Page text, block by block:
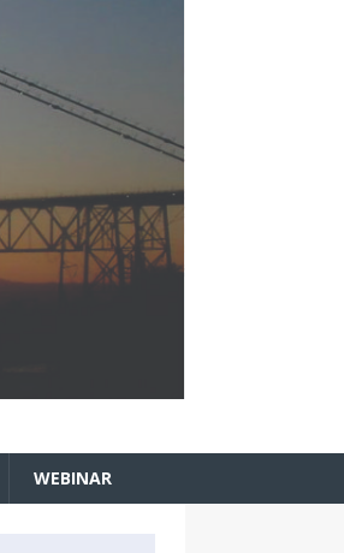
WEBINAR